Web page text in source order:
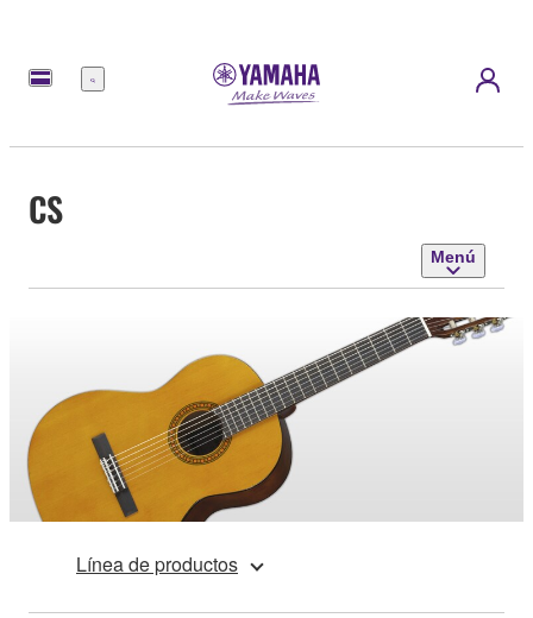
Menú
CS
Menú
Línea de productos